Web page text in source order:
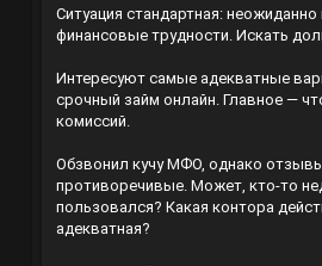
Ситуация стандартная:
финансовые трудности. Искать
Интересуют самые адекватные
срочный займ онлайн. Главное —
комиссий.
Обзвонил кучу МФО, однако
противоречивые. Может, кто-то
пользовался? Какая контора
адекватная?